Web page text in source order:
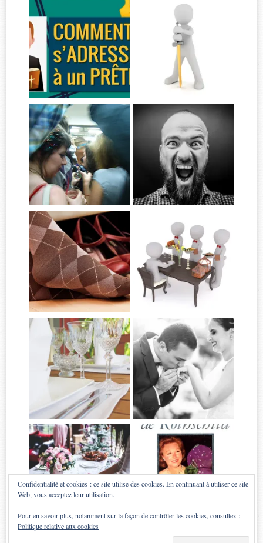
Confidentialité et cookies : ce site utilise des cookies. En continuant à utiliser ce site
Web, vous acceptez leur utilisation.
Pour en savoir plus, notamment sur la façon de contrôler les cookies, consultez :
Politique relative aux cookies